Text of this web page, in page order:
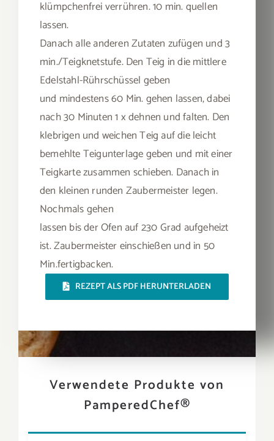
klümpchenfrei verrühren. 10 min. quellen
lassen.
Danach alle anderen Zutaten zufügen und 3
min./Teigknetstufe. Den Teig in die mittlere
Edelstahl-Rührschüssel geben
und mindestens 60 Min. gehen lassen, dabei
nach 30 Minuten 1 x dehnen und falten. Den
klebrigen und weichen Teig auf die leicht
bemehlte Teigunterlage geben und mit einer
Teigkarte zusammen schieben. Danach in
den kleinen runden Zaubermeister legen.
Nochmals gehen
lassen bis der Ofen auf 230 Grad aufgeheizt
ist. Zaubermeister einschießen und in 50
Min.fertigbacken.
REZEPT ALS PDF HERUNTERLADEN
Verwendete Produkte von
PamperedChef®